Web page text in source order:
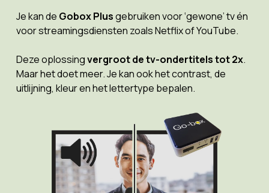
Je kan de Gobox Plusgebruiken voor ‘gewone’ tv én
voor streamingsdiensten zoals Netflix of YouTube.
Deze oplossingvergroot de tv-ondertitels tot 2x.
Maar het doet meer. Je kan ook het contrast, de
uitlijning, kleur en het lettertype bepalen.